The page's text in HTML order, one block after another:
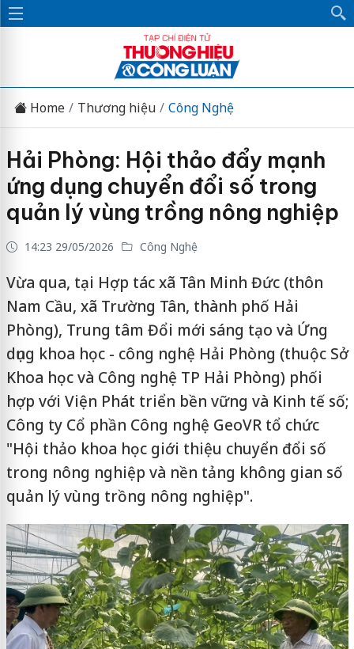
Home Thương hiệu Công Nghệ
Hải Phòng: Hội thảo đẩy mạnh
ứng dụng chuyển đổi số trong
quản lý vùng trồng nông nghiệp
14:23 29/05/2026 Công Nghệ
Vừa qua, tại Hợp tác xã Tân Minh Đức (thôn
Nam Cầu, xã Trường Tân, thành phố Hải
Phòng), Trung tâm Đổi mới sáng tạo và Ứng
dụng khoa học - công nghệ Hải Phòng (thuộc Sở
Khoa học và Công nghệ TP Hải Phòng) phối
hợp với Viện Phát triển bền vững và Kinh tế số;
Công ty Cổ phần Công nghệ GeoVR tổ chức
"Hội thảo khoa học giới thiệu chuyển đổi số
trong nông nghiệp và nền tảng không gian số
quản lý vùng trồng nông nghiệp".